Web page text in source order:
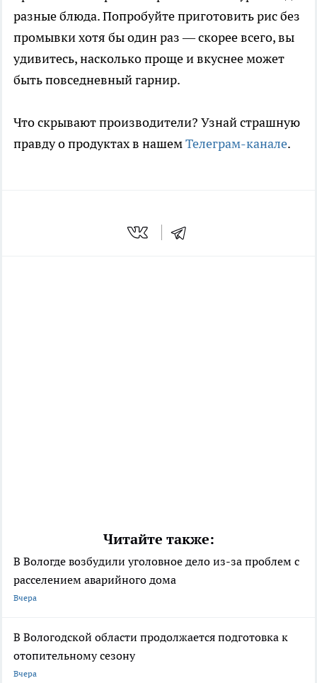
разные блюда. Попробуйте приготовить рис без
промывки хотя бы один раз — скорее всего, вы
удивитесь, насколько проще и вкуснее может
быть повседневный гарнир.
Что скрывают производители? Узнай страшную
правду о продуктах в нашемТелеграм-канале.
Читайте также:
В Вологде возбудили уголовное дело из-за проблем с
расселением аварийного дома
Вчера
В Вологодской области продолжается подготовка к
отопительному сезону
Вчера